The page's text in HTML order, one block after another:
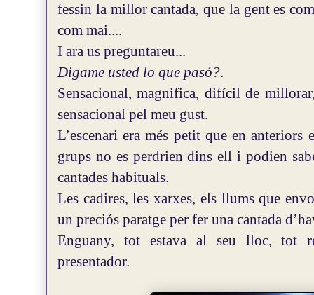
fessin la millor cantada, que la gent es
com mai....
I ara us preguntareu...
Digame usted lo que pasó?.
Sensacional, magnifica, difícil de
sensacional pel meu gust.
L’escenari era més petit que en
grups no es perdrien dins ell i podien
cantades habituals.
Les cadires, les xarxes, els llums que
un preciós paratge per fer una cantada
Enguany, tot estava al seu lloc, tot
presentador.